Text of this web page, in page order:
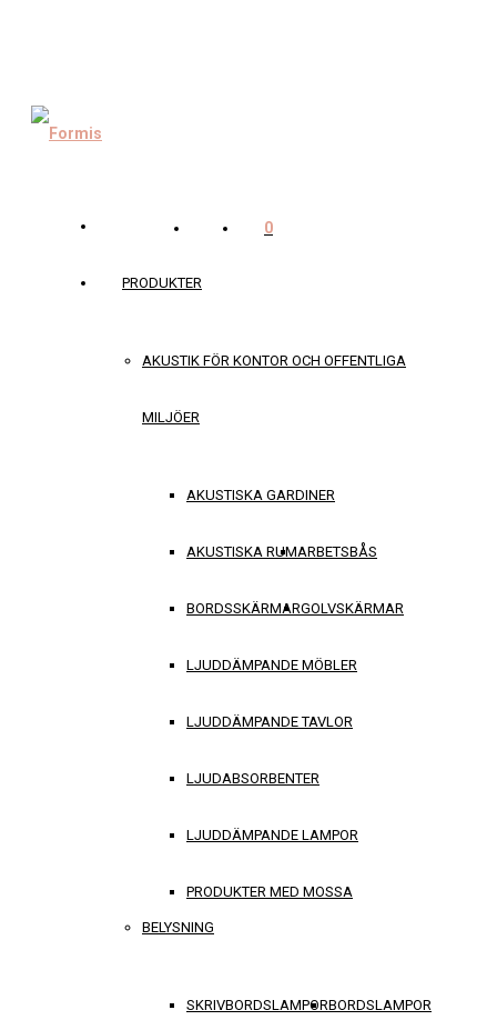
PRODUKTER
AKUSTIK FÖR KONTOR OCH OFFENTLIGA
MILJÖER
AKUSTISKA GARDINER
AKUSTISKA RUMARBETSBÅS
BORDSSKÄRMARGOLVSKÄRMAR
LJUDDÄMPANDE MÖBLER
LJUDDÄMPANDE TAVLOR
LJUDABSORBENTER
LJUDDÄMPANDE LAMPOR
PRODUKTER MED MOSSA
BELYSNING
SKRIVBORDSLAMPORBORDSLAMPOR
0